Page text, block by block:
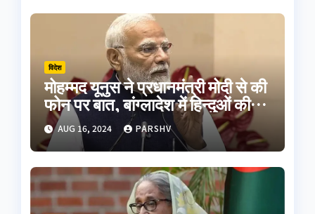
विदेश
मोहम्मद यूनुस ने प्रधानमंत्री मोदी से की
फोन पर बात, बांग्लादेश में हिन्दुओं की
सुरक्षा का दिलाया भरोसा
AUG 16, 2024 PARSHV